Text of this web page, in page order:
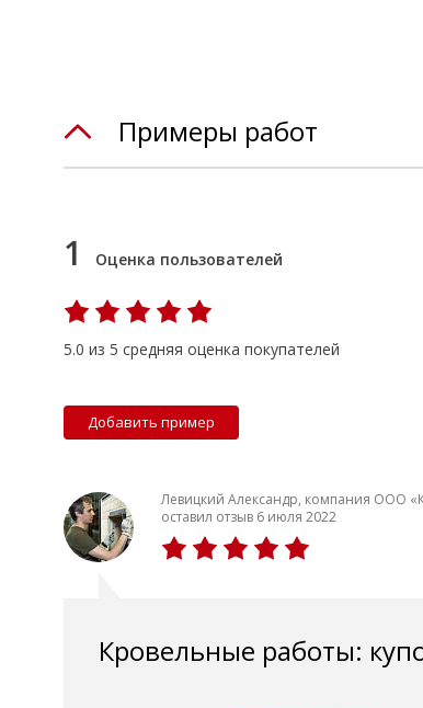
Примеры работ
1 Оценка пользователей
5.0 из 5 средняя оценка покупателей
Добавить пример
Левицкий Александр, компания ООО
оставил отзыв 6 июля 2022
Кровельные работы: